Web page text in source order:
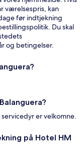
værelsespris, kan
før indtjekning
Du skal
og betingelser.
er velkomne.
på Hotel HM